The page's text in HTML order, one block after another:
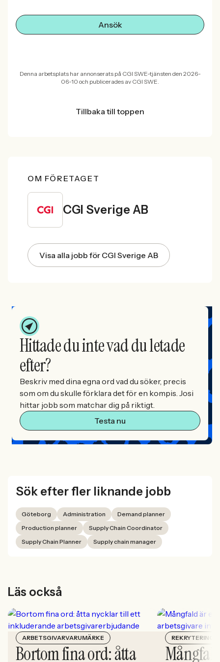
Ansök
Denna arbetsplats har annonserats på CGI SWE-tjänsten den 2026-
06-10 och publicerades av CGI SWE.
Tillbaka till toppen
OM FÖRETAGET
CGI Sverige AB
Visa alla jobb för CGI Sverige AB
Hittade du inte vad du letade
efter?
Beskriv med dina egna ord vad du söker, precis
som om du skulle förklara det för en kompis. Josi
hittar jobb som matchar dig på riktigt.
Testa nu
Sök efter fler liknande jobb
Göteborg Administration
Demand planner
Production planner
Supply Chain Coordinator
Supply Chain Planner
Supply chain manager
Läs också
ARBETSGIVARVARUMÄRKE
Bortom fina ord: åtta
REKRYTERING